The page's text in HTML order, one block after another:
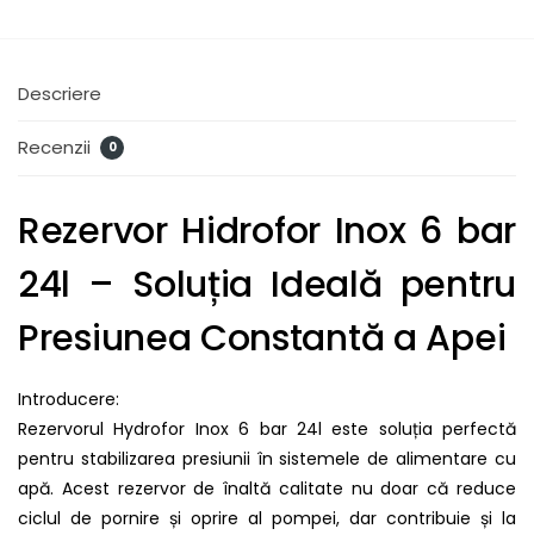
Descriere
Recenzii 0
Rezervor Hidrofor Inox 6 bar
24l – Soluția Ideală pentru
Presiunea Constantă a Apei
Introducere:
Rezervorul Hydrofor Inox 6 bar 24l este soluția perfectă
pentru stabilizarea presiunii în sistemele de alimentare cu
apă. Acest rezervor de înaltă calitate nu doar că reduce
ciclul de pornire și oprire al pompei, dar contribuie și la